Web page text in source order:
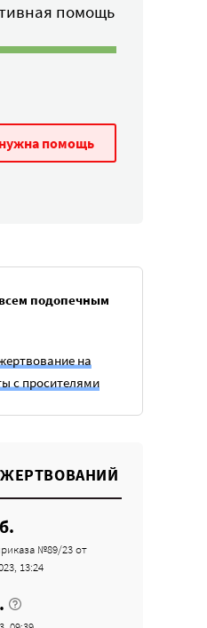
помощь
помощь
подопечным
на
с просителями
№89/23 от
13:24